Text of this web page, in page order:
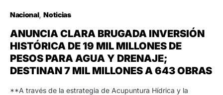
Nacional Noticias
ANUNCIA CLARA BRUGADA INVERSIÓN
HISTÓRICA DE 19 MIL MILLONES DE
PESOS PARA AGUA Y DRENAJE;
DESTINAN 7 MIL MILLONES A 643 OBRAS
**A través de la estrategia de Acupuntura Hídrica y la